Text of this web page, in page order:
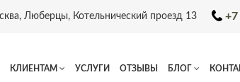
Люберцы, Котельнический проезд 13 +7
КЛИЕНТАМ УСЛУГИ ОТЗЫВЫ БЛОГ